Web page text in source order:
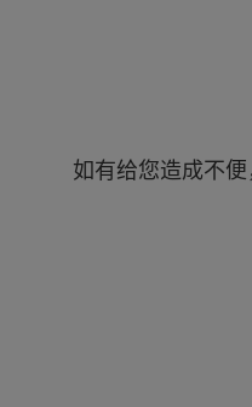
如有给您造成不便